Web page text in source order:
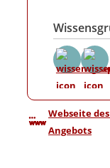
Webseite des
Angebots